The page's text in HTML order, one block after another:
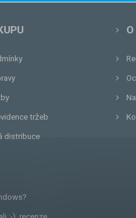
tržeb
distribuce